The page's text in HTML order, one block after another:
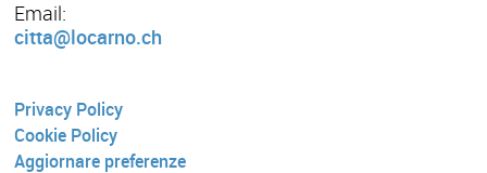
Email:
citta@locarno.ch
Privacy Policy
Cookie Policy
Aggiornare preferenze